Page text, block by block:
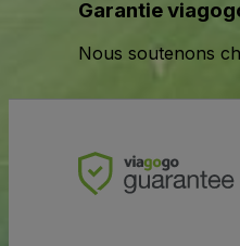
Garantie
Nous soutenons